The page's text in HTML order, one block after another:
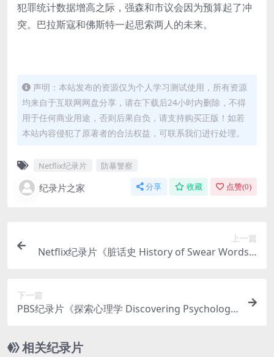
犯罪统计数据增高之际，强森和市议会因为预算起了冲
突。巴拉斯寇和佛斯特一起思索两人的未来。
声明：本站发布的资源仅为个人学习测试使用，所有资源
均来自于互联网网盘分享，请在下载后24小时内删除，不得
用于任何商业用途，否则后果自负，请支持购买正版！如若
本站内容侵犯了原著者的合法权益，可联系我们进行处理。
Netflix纪录片 防暴警察
纪录片之家 分享 收藏 点赞(0)
上一篇
Netflix纪录片《脏话史 History of Swear Words 2
下一篇
PBS纪录片《探索心理学 Discovering Psychology
纪录片
相关纪录片